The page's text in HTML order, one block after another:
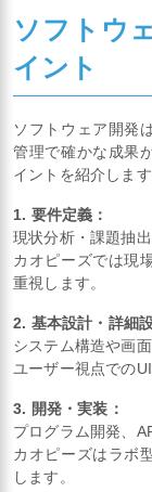
ソフトウ
イント
ソフトウェア開発
管理で確かな成果
イントを紹介します
1. 要件定義：
現状分析・課題抽
カオピーズでは現
重視します。
2. 基本設計・詳細
システム構造や画
ユーザー視点での
3. 開発・実装：
プログラム開発、
カオピーズはラボ
します。